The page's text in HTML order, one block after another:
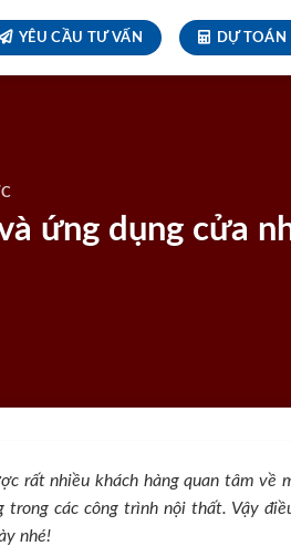
YÊU CẦU TƯ VẤN DỰ TOÁN
ứng dụng cửa
rất nhiều khách hàng quan tâm về
các công trình nội thất. Vậy
nhé!